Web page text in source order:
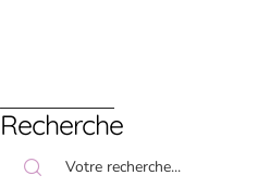
Recherche